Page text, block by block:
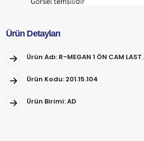
Ürün Detayları
Ürün Adı: R-MEGAN 1 ÖN CAM LAST.
Ürün Kodu: 201.15.104
Ürün Birimi: AD